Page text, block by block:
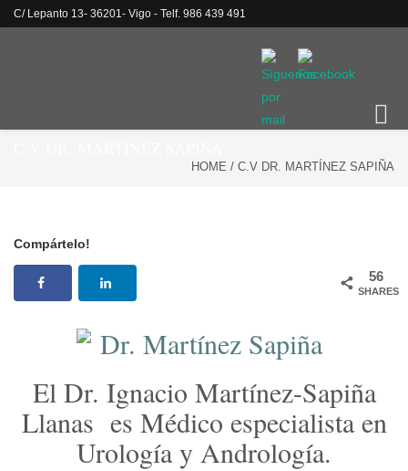
C/ Lepanto 13- 36201- Vigo - Telf. 986 439 491
Dr. Martínez Sapiña – Urología y Andrología – Telf. 986 439 491
Toggle
HOME / C.V DR. MARTÍNEZ SAPIÑA
Compártelo!
56
SHARES
El Dr. Ignacio Martínez-Sapiña
Llanas es Médico especialista en
Urología y Andrología.